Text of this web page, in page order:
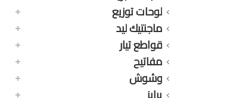
لوحات توزيع
ماجنتيك ليد
قواطع تيار
مفاتيح
وشوش